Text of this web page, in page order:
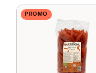
PROMO
Eiwitten (g)